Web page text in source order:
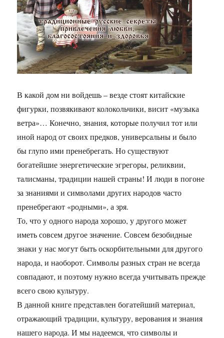
В какой дом ни войдешь – везде стоят китайские
фигурки, позвякивают колокольчики, висит «музыка
ветра»… Конечно, знания, которые получил тот или
иной народ от своих предков, универсальны и было
бы глупо ими пренебрегать. Но существуют
богатейшие энергетические эгрегоры, реликвии,
талисманы, традиции нашей страны! И люди в погоне
за знаниями и символами других народов часто
пренебрегают «родными», а зря.
То, что у одного народа хорошо, у другого может
иметь совсем другое значение. Совсем безобидные
знаки у нас могут быть оскорбительными для другого
народа, и наоборот. Символы разных стран не всегда
совпадают, и поэтому нужно всегда учитывать прежде
всего свою культуру.
В данной книге представлен богатейший материал,
отражающий традиции, культуру, верования и знания
нашего народа. И мы надеемся, что символы и